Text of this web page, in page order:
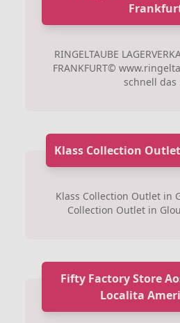
RINGELTAUBE
FRANKFURT©
schnell das
Klass Collection
Klass Collection Outlet in
Collection Outlet in
Fifty Factory Store
Localita